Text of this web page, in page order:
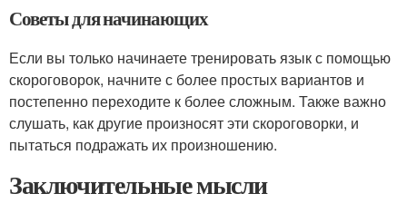
Советы для начинающих
Если вы только начинаете тренировать язык с помощью
скороговорок, начните с более простых вариантов и
постепенно переходите к более сложным. Также важно
слушать, как другие произносят эти скороговорки, и
пытаться подражать их произношению.
Заключительные мысли